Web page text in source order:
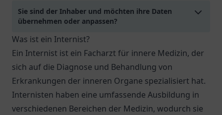
Sie sind der Inhaber und möchten ihre Daten
übernehmen oder anpassen?
Was ist ein Internist?
Ein Internist ist ein Facharzt für innere Medizin, der
sich auf die Diagnose und Behandlung von
Erkrankungen der inneren Organe spezialisiert hat.
Internisten haben eine umfassende Ausbildung in
verschiedenen Bereichen der Medizin, wodurch sie